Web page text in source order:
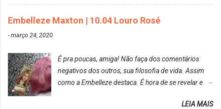
DekapColor. Adorei o resultado da limpeza. Ficou
DekapColor "Minha mãe é lindaaaaa" Para quem
não conhece, o DekapColor é um p...
Embelleze Maxton | 10.04 Louro Rosé
-março 24, 2020
É pra poucas, amiga! Não faça dos comentários
negativos dos outros, sua filosofia de vida. Assim
como a Embelleze destaca. É hora de se revelar e
vip Maxton liberdade para ser mais você Loiro Rosé
LEIA MAIS